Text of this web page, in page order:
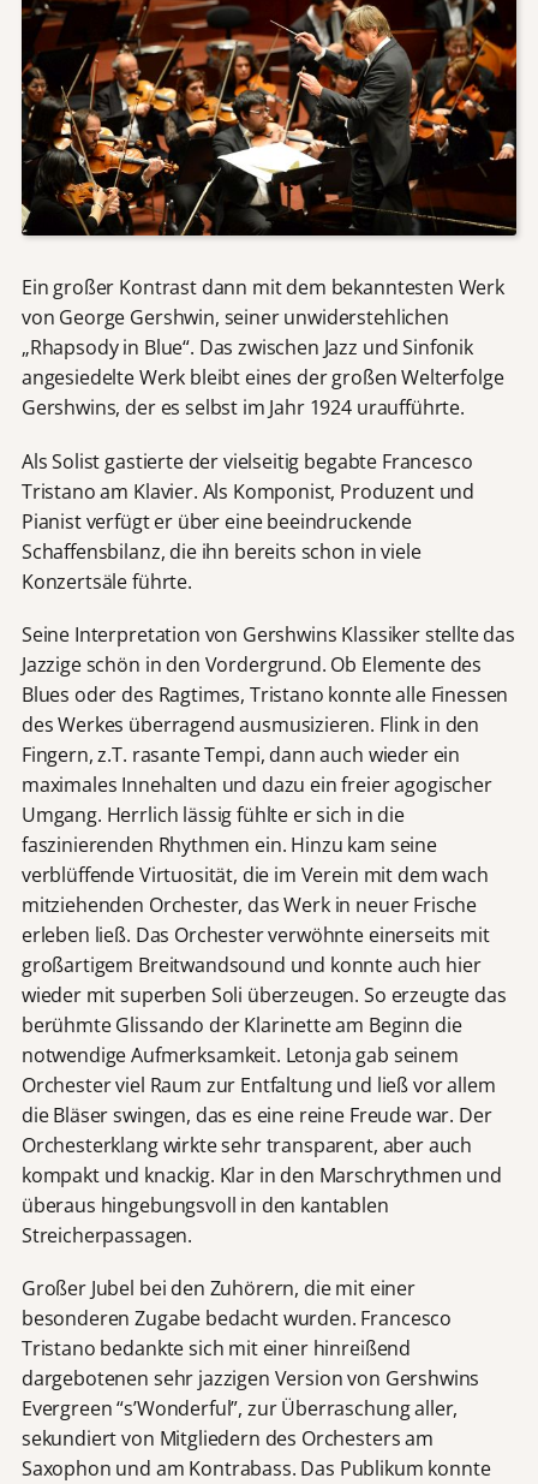
Ein großer Kontrast dann mit dem bekanntesten Werk
von George Gershwin, seiner unwiderstehlichen
„Rhapsody in Blue“. Das zwischen Jazz und Sinfonik
angesiedelte Werk bleibt eines der großen Welterfolge
Gershwins, der es selbst im Jahr 1924 uraufführte.
Als Solist gastierte der vielseitig begabte Francesco
Tristano am Klavier. Als Komponist, Produzent und
Pianist verfügt er über eine beeindruckende
Schaffensbilanz, die ihn bereits schon in viele
Konzertsäle führte.
Seine Interpretation von Gershwins Klassiker stellte das
Jazzige schön in den Vordergrund. Ob Elemente des
Blues oder des Ragtimes, Tristano konnte alle Finessen
des Werkes überragend ausmusizieren. Flink in den
Fingern, z.T. rasante Tempi, dann auch wieder ein
maximales Innehalten und dazu ein freier agogischer
Umgang. Herrlich lässig fühlte er sich in die
faszinierenden Rhythmen ein. Hinzu kam seine
verblüffende Virtuosität, die im Verein mit dem wach
mitziehenden Orchester, das Werk in neuer Frische
erleben ließ. Das Orchester verwöhnte einerseits mit
großartigem Breitwandsound und konnte auch hier
wieder mit superben Soli überzeugen. So erzeugte das
berühmte Glissando der Klarinette am Beginn die
notwendige Aufmerksamkeit. Letonja gab seinem
Orchester viel Raum zur Entfaltung und ließ vor allem
die Bläser swingen, das es eine reine Freude war. Der
Orchesterklang wirkte sehr transparent, aber auch
kompakt und knackig. Klar in den Marschrythmen und
überaus hingebungsvoll in den kantablen
Streicherpassagen.
Großer Jubel bei den Zuhörern, die mit einer
besonderen Zugabe bedacht wurden. Francesco
Tristano bedankte sich mit einer hinreißend
dargebotenen sehr jazzigen Version von Gershwins
Evergreen “s’Wonderful”, zur Überraschung aller,
sekundiert von Mitgliedern des Orchesters am
Saxophon und am Kontrabass. Das Publikum konnte